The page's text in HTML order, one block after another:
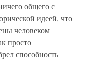
общего с
идеей, что
человеком
просто
способность